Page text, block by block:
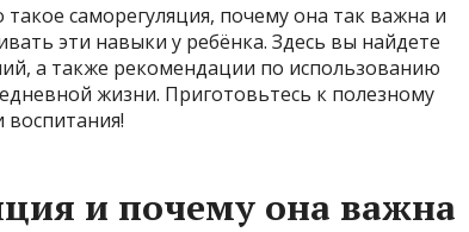
саморегуляция, почему она так важна и
эти навыки у ребёнка. Здесь вы найдете
а также рекомендации по использованию
жизни. Приготовьтесь к полезному
и почему она важна